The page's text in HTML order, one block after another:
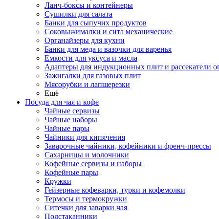
Ланч-боксы и контейнеры
Сушилки для салата
Банки для сыпучих продуктов
Соковыжималки и сита механические
Органайзеры для кухни
Банки для меда и вазочки для варенья
Емкости для уксуса и масла
Адаптеры для индукционных плит и рассекатели
Зажигалки для газовых плит
Мясорубки и лапшерезки
Ещё
Посуда для чая и кофе
Чайные сервизы
Чайные наборы
Чайные пары
Чайники для кипячения
Заварочные чайники, кофейники и френч-прессы
Сахарницы и молочники
Кофейные сервизы и наборы
Кофейные пары
Кружки
Гейзерные кофеварки, турки и кофемолки
Термосы и термокружки
Ситечки для заварки чая
Подстаканники